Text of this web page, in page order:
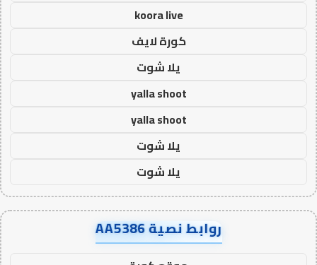
koora live
كورة لايف
يلا شوت
yalla shoot
yalla shoot
يلا شوت
يلا شوت
روابط نصية AA5386